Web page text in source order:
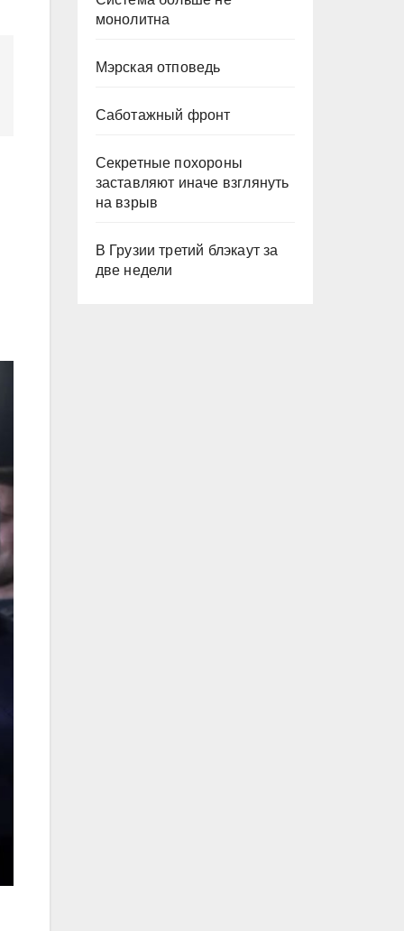
монолитна
Мэрская отповедь
Саботажный фронт
Секретные похороны
заставляют иначе взглянуть
на взрыв
В Грузии третий блэкаут за
две недели